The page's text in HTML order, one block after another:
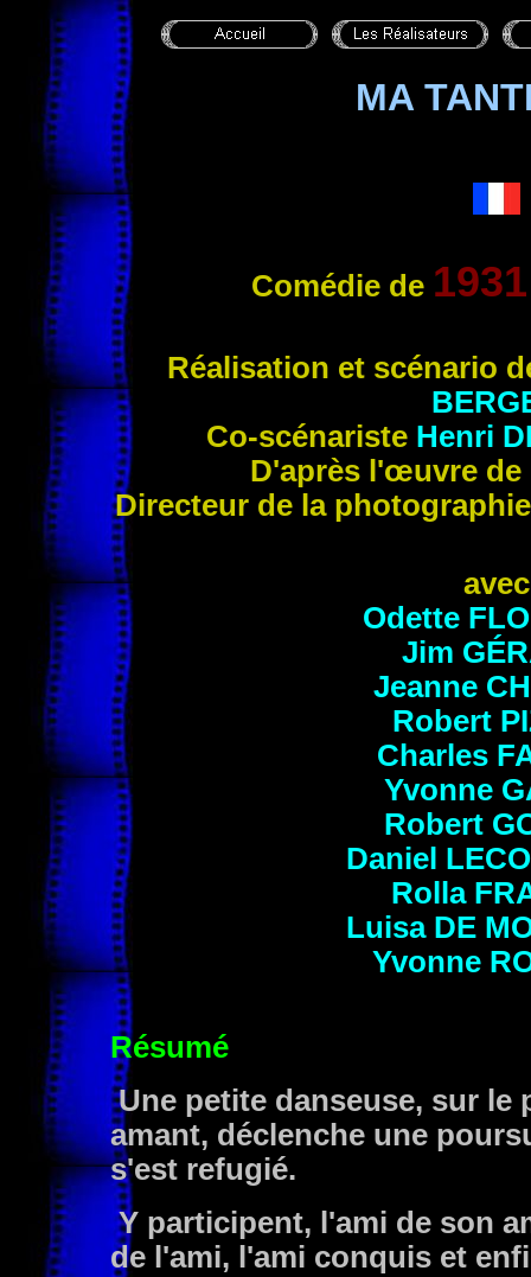
MA
Comédie de 1931
Réalisation et scénario
Co-scénariste Henri
D'après l'œuvre
Directeur de la
avec
Odette
Jim
Jeanne
Robert
Charles
Yvonne
Robert
Daniel
Rolla
Luisa DE
Yvonne
Résumé
Une petite danseuse, sur le
amant, déclenche une
s'est refugié.
Y participent, l'ami de son
de l'ami, l'ami conquis et